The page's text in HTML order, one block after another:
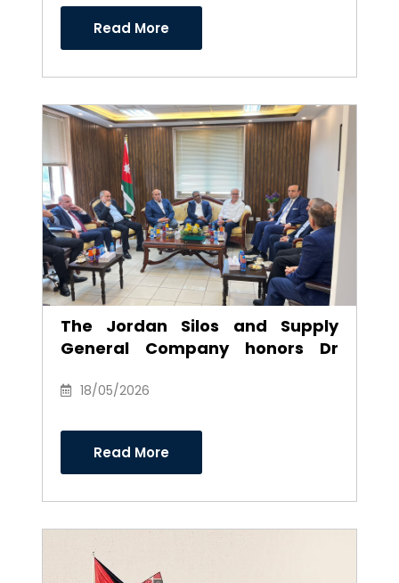
Read More
The Jordan Silos and Supply
General Company honors Dr
of his efforts and career as
Directors
18/05/2026
Read More